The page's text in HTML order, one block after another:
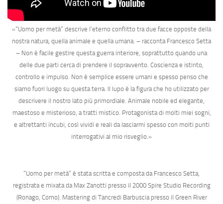
«“Uomo per metà” descrive l’eterno conflitto tra due facce opposte della
nostra natura, quella animale e quella umana. – racconta Francesco Setta
– Non è facile gestire questa guerra interiore, soprattutto quando una
delle due parti cerca di prendere il sopravvento. Coscienza e istinto,
controllo e impulso. Non è semplice essere umani e spesso penso che
siamo fuori luogo su questa terra. Il lupo è la figura che ho utilizzato per
descrivere il nostro lato più primordiale. Animale nobile ed elegante,
maestoso e misterioso, a tratti mistico. Protagonista di molti miei sogni,
e altrettanti incubi, così vividi e reali da lasciarmi spesso con molti punti
interrogativi al mio risveglio. »
“Uomo per metà” è stata scritta e composta da Francesco Setta,
registrata e mixata da Max Zanotti presso il 2000 Spire Studio Recording
(Ronago, Como). Mastering di Tancredi Barbusciapresso il Green River